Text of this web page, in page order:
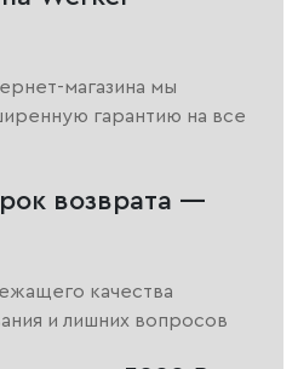
магазина мы
гарантию на все
возврата —
качества
и лишних вопросов